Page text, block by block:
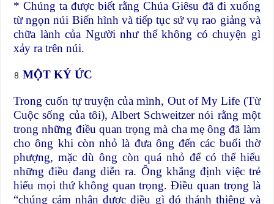
* Chúng ta được biết rằng Chúa Giêsu đã đi xuống
từ ngọn núi Biến hình và tiếp tục sứ vụ rao giảng và
chữa lành của Người như thể không có chuyện gì
xảy ra trên núi.
MỘT KÝ ỨC
Trong cuốn tự truyện của mình, Out of My Life (Từ
Cuộc sống của tôi), Albert Schweitzer nói rằng một
trong những điều quan trọng mà cha mẹ ông đã làm
cho ông khi còn nhỏ là đưa ông đến các buổi thờ
phượng, mặc dù ông còn quá nhỏ để có thể hiểu
những điều đang diễn ra. Ông khẳng định việc trẻ
hiểu mọi thứ không quan trọng. Điều quan trọng là
“chúng cảm nhận được điều gì đó thánh thiêng và